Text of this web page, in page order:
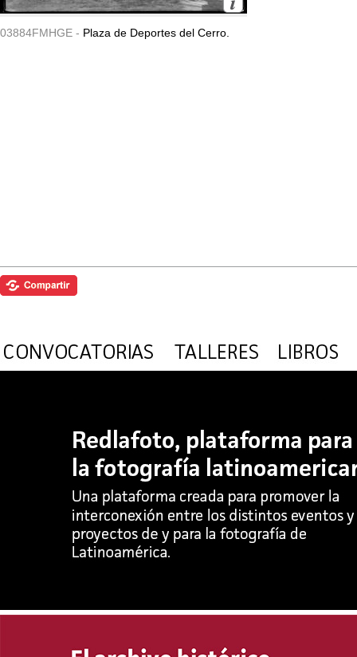
03884FMHGE - Plaza de Deportes del Cerro.